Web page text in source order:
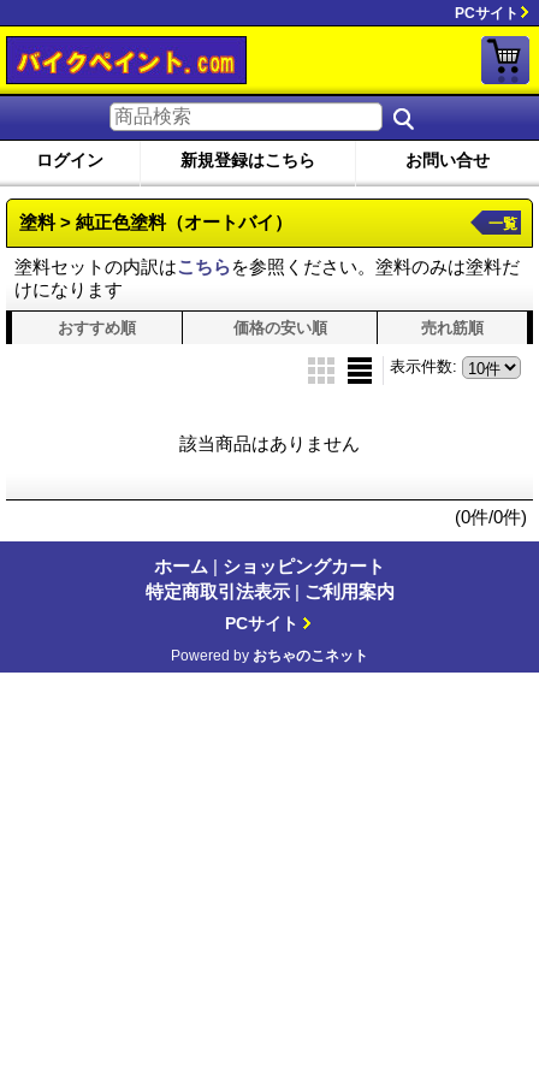
PCサイト
ログイン 新規登録はこちら お問い合せ
塗料 > 純正色塗料（オートバイ）
塗料セットの内訳はこちらを参照ください。塗料のみは塗料だ
けになります
一覧
おすすめ順 価格の安い順 売れ筋順
表示件数:
該当商品はありません
(0件/0件)
ホーム | ショッピングカート
特定商取引法表示 | ご利用案内
PCサイト
Powered by おちゃのこネット